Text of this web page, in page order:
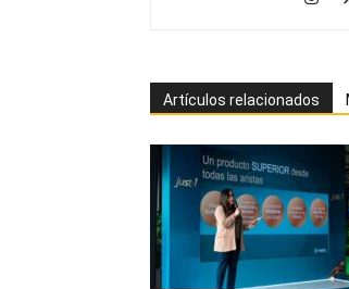
Artículos relacionados